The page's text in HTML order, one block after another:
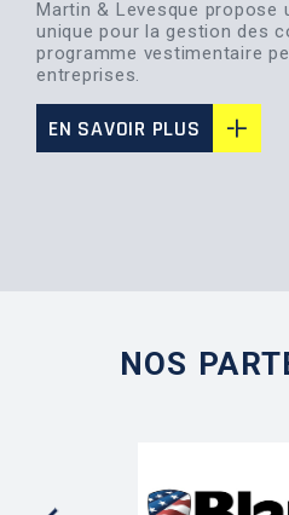
Martin & Levesque propose
unique pour la gestion des
programme vestimentaire
entreprises.
EN SAVOIR PLUS
NOS